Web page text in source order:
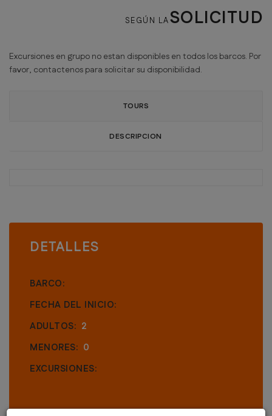
SEGÚN LASOLICITUD
Excursiones en grupo no estan disponibles en todos los barcos. Por
favor, contactenos para solicitar su disponibilidad.
TOURS
DESCRIPCION
DETALLES
BARCO:
FECHA DEL INICIO:
ADULTOS: 2
MENORES: 0
EXCURSIONES: